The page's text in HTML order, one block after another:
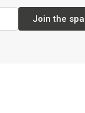
Join the